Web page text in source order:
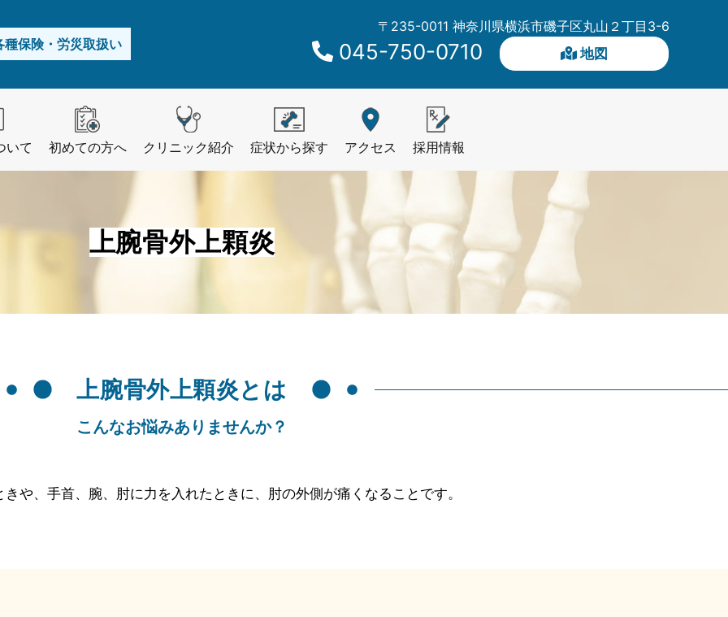
保険・労災取扱い
〒235-0011 神奈川県横浜市磯子区丸山２丁目3-6
045-750-0710 地図
いて 初めての方へ クリニック紹介 症状から探す アクセス 採用情報
上腕骨外上顆炎
上腕骨外上顆炎とは
こんなお悩みありませんか？
や、手首、腕、肘に力を入れたときに、肘の外側が痛くなることです。